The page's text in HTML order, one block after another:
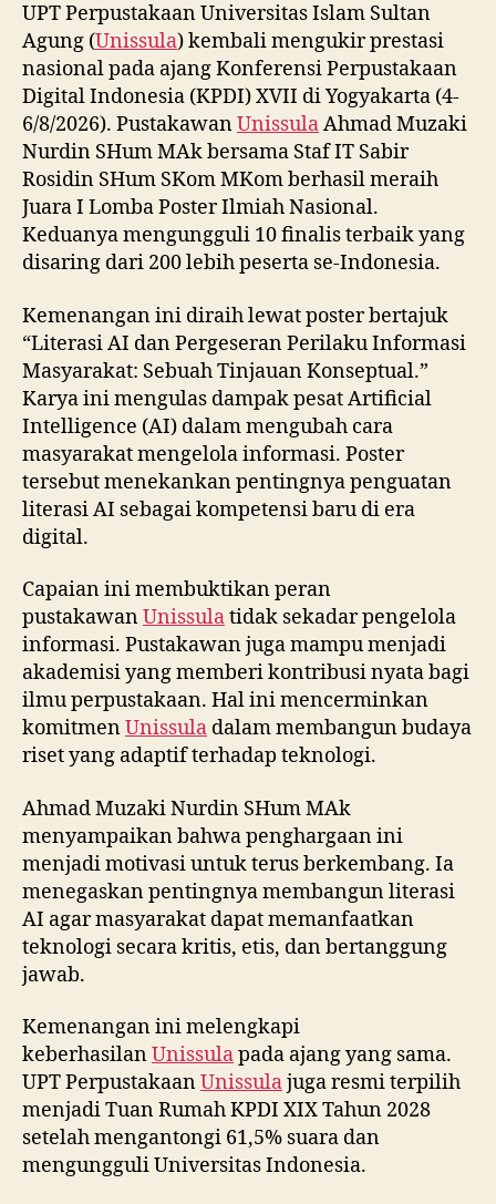
UPT Perpustakaan Universitas Islam Sultan
Agung (Unissula) kembali mengukir prestasi
nasional pada ajang Konferensi Perpustakaan
Digital Indonesia (KPDI) XVII di Yogyakarta (4-
6/8/2026). PustakawanUnissulaAhmad Muzaki
Nurdin SHum MAk bersama Staf IT Sabir
Rosidin SHum SKom MKom berhasil meraih
Juara I Lomba Poster Ilmiah Nasional.
Keduanya mengungguli 10 finalis terbaik yang
disaring dari 200 lebih peserta se-Indonesia.
Kemenangan ini diraih lewat poster bertajuk
“Literasi AI dan Pergeseran Perilaku Informasi
Masyarakat: Sebuah Tinjauan Konseptual.”
Karya ini mengulas dampak pesat Artificial
Intelligence (AI) dalam mengubah cara
masyarakat mengelola informasi. Poster
tersebut menekankan pentingnya penguatan
literasi AI sebagai kompetensi baru di era
digital.
Capaian ini membuktikan peran
pustakawanUnissulatidak sekadar pengelola
informasi. Pustakawan juga mampu menjadi
akademisi yang memberi kontribusi nyata bagi
ilmu perpustakaan. Hal ini mencerminkan
komitmenUnissula dalam membangun budaya
riset yang adaptif terhadap teknologi.
Ahmad Muzaki Nurdin SHum MAk
menyampaikan bahwa penghargaan ini
menjadi motivasi untuk terus berkembang. Ia
menegaskan pentingnya membangun literasi
AI agar masyarakat dapat memanfaatkan
teknologi secara kritis, etis, dan bertanggung
jawab.
Kemenangan ini melengkapi
keberhasilanUnissulapada ajang yang sama.
UPT PerpustakaanUnissulajuga resmi terpilih
menjadi Tuan Rumah KPDI XIX Tahun 2028
setelah mengantongi 61,5% suara dan
mengungguli Universitas Indonesia.